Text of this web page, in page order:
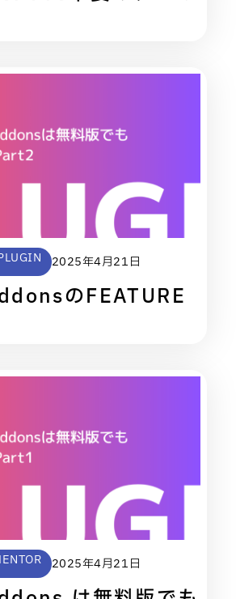
2025年4月21日
のFEATURE
2025年4月21日